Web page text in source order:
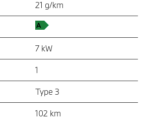
21 g/km
7 kW
1
Type 3
102 km